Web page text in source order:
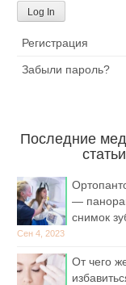
Регистрация
Забыли пароль?
Последние
статьи
—
снимок
Сен 4, 2023
От чего